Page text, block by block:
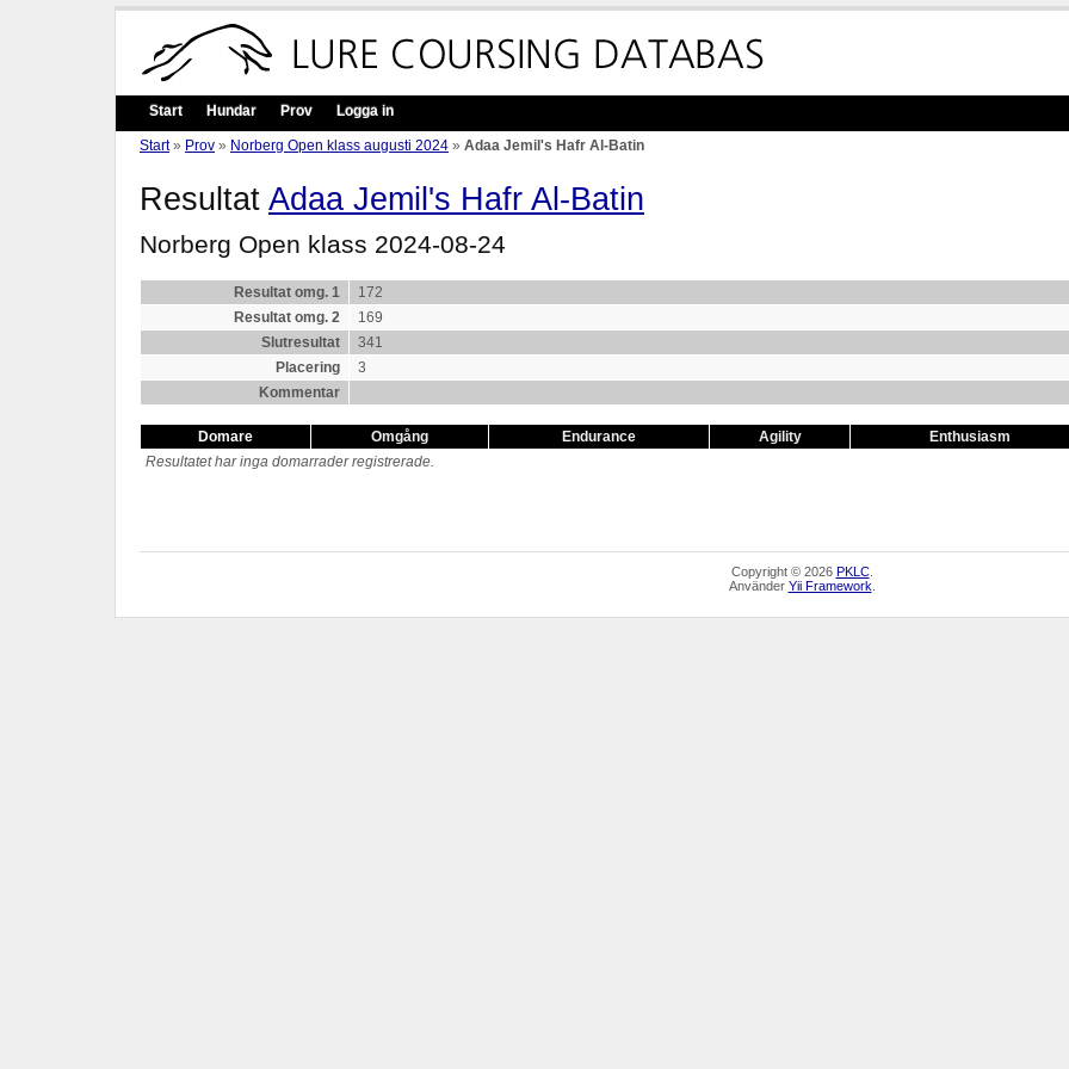
Start Hundar Prov Logga in
Start» Prov » Norberg Open klass augusti 2024 » Adaa Jemil's Hafr Al-Batin
Resultat Adaa Jemil's Hafr Al-Batin
Norberg Open klass 2024-08-24
Resultat omg. 1
172
Resultat omg. 2
169
Slutresultat
341
Placering
3
Kommentar
Domare Omgång Endurance Agility Enthusiasm
Resultatet har inga domarrader registrerade.
Copyright © 2026 PKLC.
Använder Yii Framework